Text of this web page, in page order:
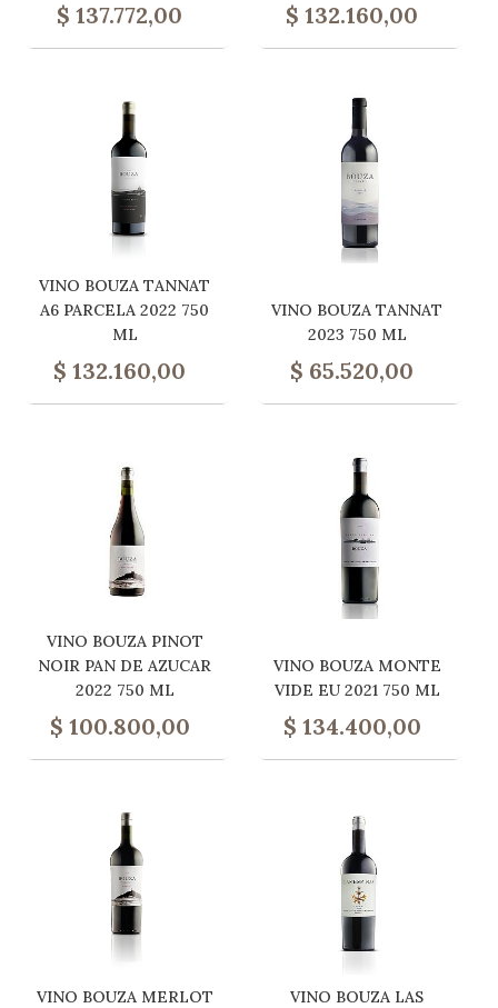
$137.772,00 $132.160,00
VINO BOUZA TANNAT
A6 PARCELA 2022 750
ML
$132.160,00
VINO BOUZA TANNAT
2023 750 ML
$ 65.520,00
VINO BOUZA PINOT
NOIR PAN DE AZUCAR
2022 750 ML
$ 100.800,00
VINO BOUZA MONTE
VIDE EU 2021 750 ML
$ 134.400,00
VINO BOUZA MERLOT
VINO BOUZA LAS